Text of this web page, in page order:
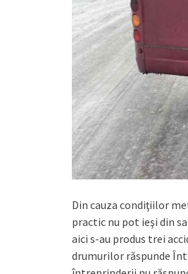
Din cauza condiţiilor
practic nu pot ieşi din
aici s-au produs trei
drumurilor răspunde